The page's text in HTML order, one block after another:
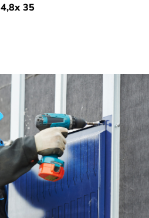
4,8х 35